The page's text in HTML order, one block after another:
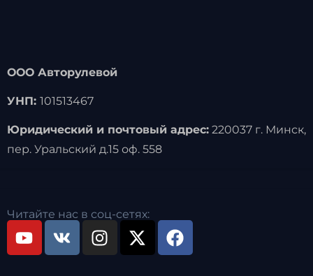
ООО Авторулевой
УНП: 101513467
Юридический и почтовый адрес:220037 г. Минск,
пер. Уральский д.15 оф. 558
Читайте нас в соц-сетях: